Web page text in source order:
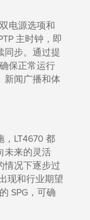
电源选项和
主时钟，即
同步。通过提
保正常运行
新闻广播和体
，LT4670 都
未来的灵活
情况下逐步过
现和行业期望
SPG，可确